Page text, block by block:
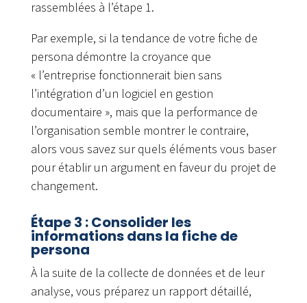
rassemblées à l’étape 1.
Par exemple, si la tendance de votre fiche de
persona démontre la croyance que
« l’entreprise fonctionnerait bien sans
l’intégration d’un logiciel en gestion
documentaire », mais que la performance de
l’organisation semble montrer le contraire,
alors vous savez sur quels éléments vous baser
pour établir un argument en faveur du projet de
changement.
Étape 3 : Consolider les
informations dans la fiche de
persona
À la suite de la collecte de données et de leur
analyse, vous préparez un rapport détaillé,